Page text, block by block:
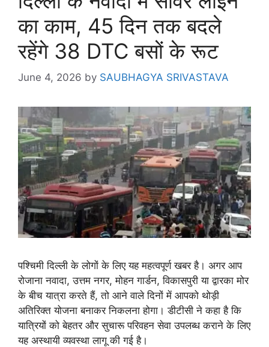
का काम, 45 दिन तक बदले
रहेंगे 38 DTC बसों के रूट
June 4, 2026 by SAUBHAGYA SRIVASTAVA
पश्चिमी दिल्ली के लोगों के लिए यह महत्वपूर्ण खबर है। अगर आप
रोजाना नवादा, उत्तम नगर, मोहन गार्डन, विकासपुरी या द्वारका मोर
के बीच यात्रा करते हैं, तो आने वाले दिनों में आपको थोड़ी
अतिरिक्त योजना बनाकर निकलना होगा। डीटीसी ने कहा है कि
यात्रियों को बेहतर और सुचारू परिवहन सेवा उपलब्ध कराने के लिए
यह अस्थायी व्यवस्था लागू की गई है।